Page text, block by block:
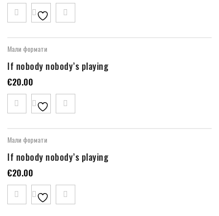
Мали формати
If nobody nobody’s playing
€20.00
Мали формати
If nobody nobody’s playing
€20.00